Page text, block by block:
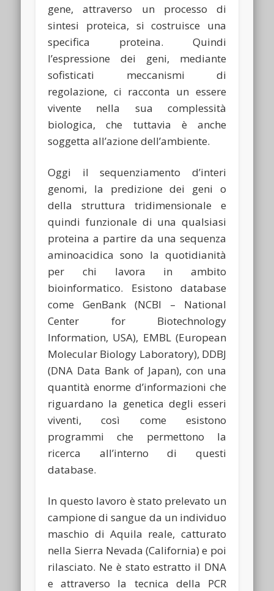
gene, attraverso un processo di
sintesi proteica, si costruisce una
specifica proteina. Quindi
l’espressione dei geni, mediante
sofisticati meccanismi di
regolazione, ci racconta un essere
vivente nella sua complessità
biologica, che tuttavia è anche
soggetta all’azione dell’ambiente.
Oggi il sequenziamento d’interi
genomi, la predizione dei geni o
della struttura tridimensionale e
quindi funzionale di una qualsiasi
proteina a partire da una sequenza
aminoacidica sono la quotidianità
per chi lavora in ambito
bioinformatico. Esistono database
come GenBank (NCBI – National
Center for Biotechnology
Information, USA), EMBL (European
Molecular Biology Laboratory), DDBJ
(DNA Data Bank of Japan), con una
quantità enorme d’informazioni che
riguardano la genetica degli esseri
viventi, così come esistono
programmi che permettono la
ricerca all’interno di questi
database.
In questo lavoro è stato prelevato un
campione di sangue da un individuo
maschio di Aquila reale, catturato
nella Sierra Nevada (California) e poi
rilasciato. Ne è stato estratto il DNA
e attraverso la tecnica della PCR